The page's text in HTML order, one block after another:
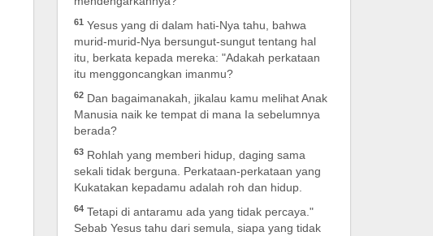
61 Yesus yang di dalam hati-Nya tahu, bahwa
murid-murid-Nya bersungut-sungut tentang hal
itu, berkata kepada mereka: "Adakah perkataan
itu menggoncangkan imanmu?
62 Dan bagaimanakah, jikalau kamu melihat Anak
Manusia naik ke tempat di mana Ia sebelumnya
berada?
63 Rohlah yang memberi hidup, daging sama
sekali tidak berguna. Perkataan-perkataan yang
Kukatakan kepadamu adalah roh dan hidup.
64 Tetapi di antaramu ada yang tidak percaya."
Sebab Yesus tahu dari semula, siapa yang tidak